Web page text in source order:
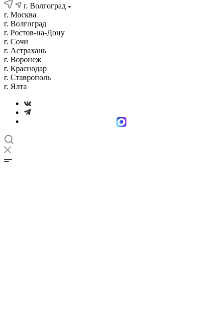
г. Волгоград
г. Москва
г. Волгоград
г. Ростов-на-Дону
г. Сочи
г. Астрахань
г. Воронеж
г. Краснодар
г. Ставрополь
г. Ялта